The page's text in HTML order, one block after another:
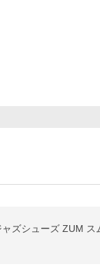
ズシューズ ZUM